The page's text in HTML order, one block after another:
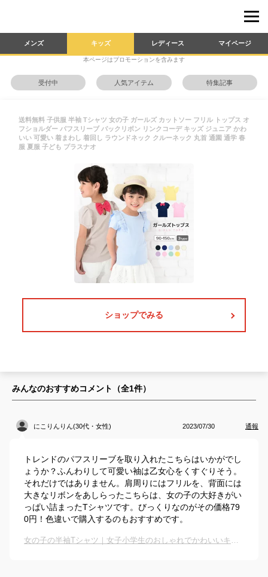
メンズ キッズ レディース マイページ
本ページはプロモーションを含みます
受付中 人気アイテム 特集記事
送料無料 子供服 半袖 Tシャツ 女の子 ガールズ カットソー フリル トップス オ
フショルダー パフスリーブ バックリボン リンクコーデ キッズ ジュニア かわ
いい 可愛い 着まわし 着回し ラウンドネック クルーネック 丸首 通園 通学 春
服 夏服 子ども プラスナオ
ショップでみる
みんなのおすすめコメント（全1件）
にこりんりん(30代・女性) 2023/07/30 通報
トレンドのパフスリーブを取り入れたこちらはいかがでし
ょうか？ふんわりして可愛い袖は乙女心をくすぐりそう。
それだけではありません。肩周りにはフリルを、背面には
大きなリボンをあしらったこちらは、女の子の大好きがい
っぱい詰まったTシャツです。びっくりなのがその価格79
0円！色違いで購入するのもおすすめです。
女の子の半袖Tシャツ｜女子小学生のおしゃれでかわいいキッズTシャツのおすすめは？